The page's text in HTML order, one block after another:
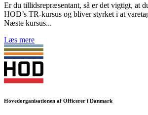
Er du tillidsrepræsentant, så er det vigtigt, at
HOD’s TR-kursus og bliver styrket i at
Næste kursus...
Læs mere
Hovedorganisationen af Officerer i Danmark